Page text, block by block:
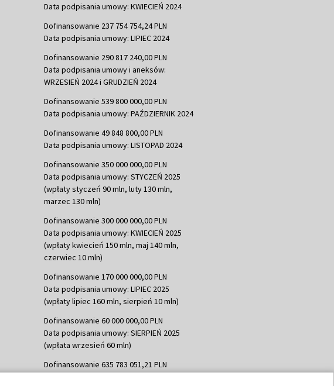
Data podpisania umowy: KWIECIEŃ 2024
Dofinansowanie 237 754 754,24 PLN
Data podpisania umowy: LIPIEC 2024
Dofinansowanie 290 817 240,00 PLN
Data podpisania umowy i aneksów:
WRZESIEŃ 2024 i GRUDZIEŃ 2024
Dofinansowanie 539 800 000,00 PLN
Data podpisania umowy: PAŹDZIERNIK 2024
Dofinansowanie 49 848 800,00 PLN
Data podpisania umowy: LISTOPAD 2024
Dofinansowanie 350 000 000,00 PLN
Data podpisania umowy: STYCZEŃ 2025
(wpłaty styczeń 90 mln, luty 130 mln,
marzec 130 mln)
Dofinansowanie 300 000 000,00 PLN
Data podpisania umowy: KWIECIEŃ 2025
(wpłaty kwiecień 150 mln, maj 140 mln,
czerwiec 10 mln)
Dofinansowanie 170 000 000,00 PLN
Data podpisania umowy: LIPIEC 2025
(wpłaty lipiec 160 mln, sierpień 10 mln)
Dofinansowanie 60 000 000,00 PLN
Data podpisania umowy: SIERPIEŃ 2025
(wpłata wrzesień 60 mln)
Dofinansowanie 635 783 051,21 PLN